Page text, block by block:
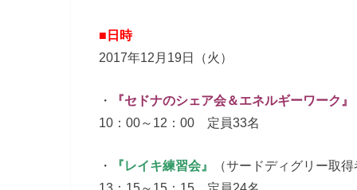
■日時
2017年12月19日（火）
・ 『セドナのシェア会＆エネルギーワーク』
10：00～12：00 定員33名
・ 『レイキ練習会』
（サードディグリー取得